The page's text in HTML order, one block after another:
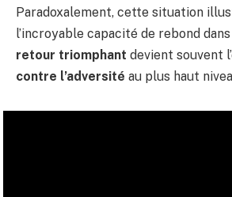
Paradoxalement, cette situation
l’incroyable capacité de rebond
retour triomphant devient souvent
contre l’adversité au plus haut